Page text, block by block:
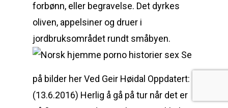
forbønn, eller begravelse. Det dyrkes
oliven, appelsiner og druer i
jordbruksområdet rundt småbyen.
Se
på bilder her Ved Geir Høidal Oppdatert:
(13.6.2016) Herlig å gå på tur når det er